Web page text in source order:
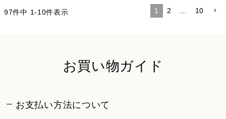
97件中 1-10件表示 1 2 10
お買い物ガイド
お支払い方法について